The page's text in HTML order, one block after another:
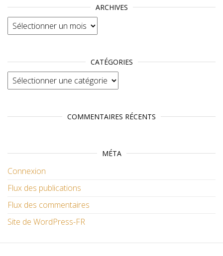
ARCHIVES
Archives
CATÉGORIES
Catégories
COMMENTAIRES RÉCENTS
MÉTA
Connexion
Flux des publications
Flux des commentaires
Site de WordPress-FR